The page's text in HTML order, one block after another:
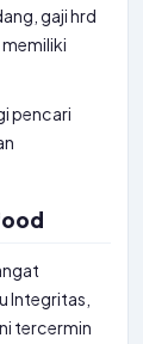
gaji hrd
pencari
Integritas,
tercermin